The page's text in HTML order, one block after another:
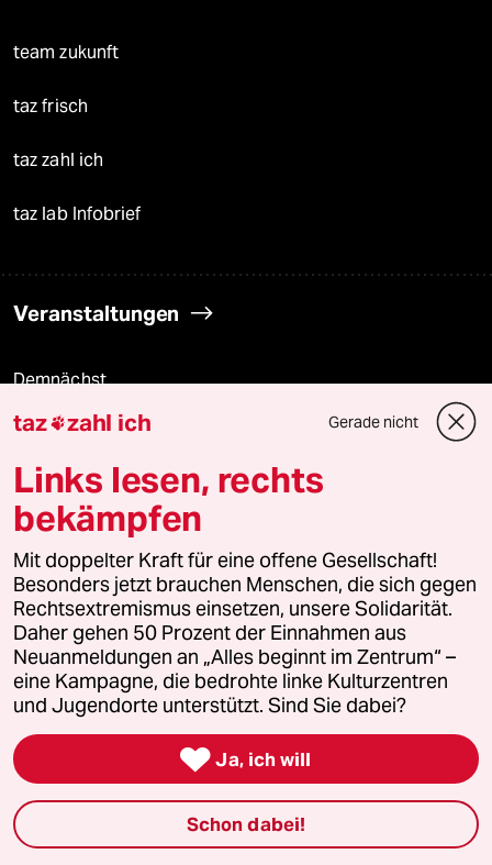
team zukunft
taz frisch
taz zahl ich
taz lab Infobrief
Veranstaltungen
Demnächst
Vor Ort
Live im Stream
taz lab 2027
Mehr taz Lesestoff
taz Blogs
taz FUTURZWEI
taz zahl ich Gerade nicht
Links lesen, rechts
bekämpfen
Mit doppelter Kraft für eine offene Gesellschaft!
Besonders jetzt brauchen Menschen, die sich gegen
Rechtsextremismus einsetzen, unsere Solidarität.
Daher gehen 50 Prozent der Einnahmen aus
Neuanmeldungen an „Alles beginnt im Zentrum“ –
eine Kampagne, die bedrohte linke Kulturzentren
und Jugendorte unterstützt. Sind Sie dabei?
 Ja, ich will
Schon dabei!